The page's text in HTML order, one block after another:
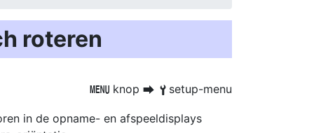
roteren
G knop U B setup-menu
in de opname- en afspeeldisplays